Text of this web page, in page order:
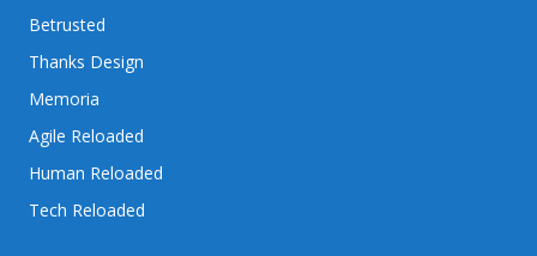
Betrusted
Thanks Design
Memoria
Agile Reloaded
Human Reloaded
Tech Reloaded